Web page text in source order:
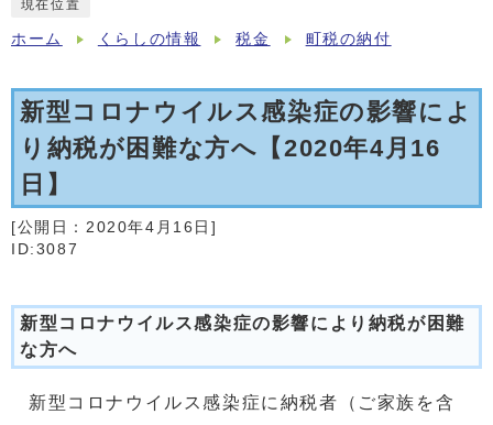
現在位置
ホーム くらしの情報 税金 町税の納付
新型コロナウイルス感染症の影響によ
り納税が困難な方へ【2020年4月16
日】
[公開日： 2020年4月16日 ]
ID:3087
新型コロナウイルス感染症の影響により納税が困難
な方へ
新型コロナウイルス感染症に納税者（ご家族を含